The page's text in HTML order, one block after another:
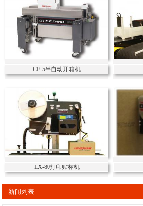
CF-5半自动开箱机
LX-80打印贴标机
新闻列表